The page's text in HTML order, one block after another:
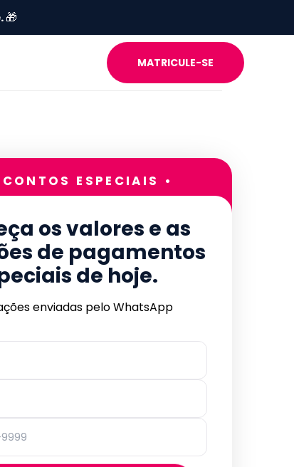
🎁
MATRICULE-SE
ESPECIAIS •
os valores e as
de pagamentos
de hoje.
enviadas pelo WhatsApp